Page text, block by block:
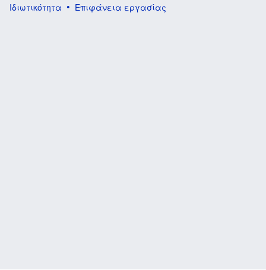
Ιδιωτικότητα
Επιφάνεια εργασίας